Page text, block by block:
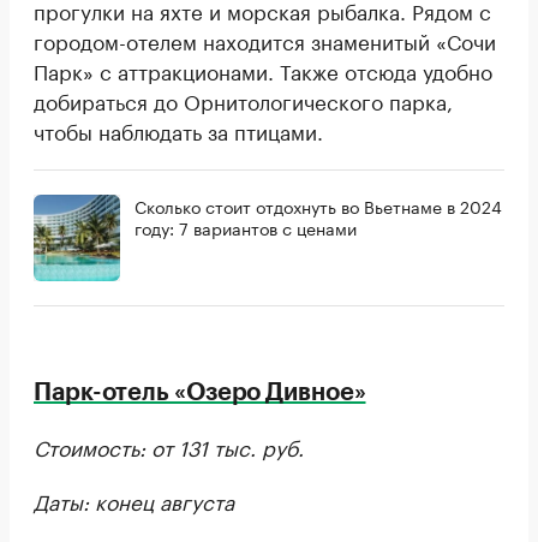
прогулки на яхте и морская рыбалка. Рядом с
городом-отелем находится знаменитый «Сочи
Парк» с аттракционами. Также отсюда удобно
добираться до Орнитологического парка,
чтобы наблюдать за птицами.
Сколько стоит отдохнуть во Вьетнаме в 2024
году: 7 вариантов с ценами
Парк-отель «Озеро Дивное»
Стоимость: от 131 тыс. руб.
Даты: конец августа